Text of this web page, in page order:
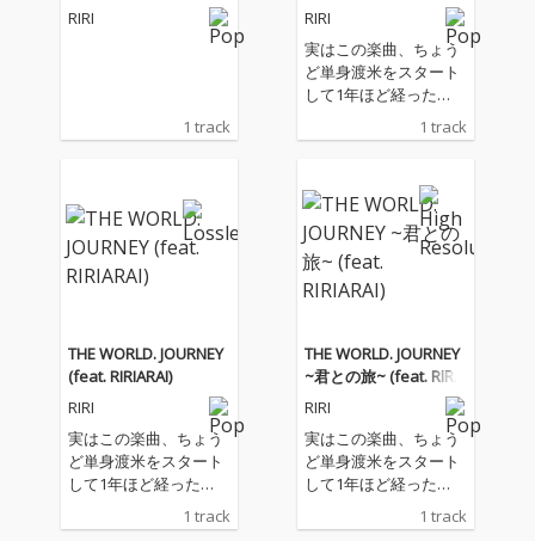
RIRI
1 track
RIRI
実はこの楽曲、ちょう
ど単身渡米をスタート
して1年ほど経った
頃、今から約2年以上
前には完成していた曲
にリリースを予定して
いたのですが、いろん
なストーリーが起きて
リリースタイミングが
何度も変わり、今やっ
と皆さんにお届けする
す。そして私自身、20
25年より世界を巡るプ
ロジェクトをスタート
しますが、それをまる
で知っていたかのよう
に、作詞の時に真っ先
に降りてきた言葉は「J
ルは「THE WORLD. JO
1 track
THE WORLD. JOURNEY
(feat. RIRIARAI)
RIRI
実はこの楽曲、ちょう
ど単身渡米をスタート
して1年ほど経った
頃、今から約2年以上
前には完成していた曲
1 track
THE WORLD. JOURNEY
~君との旅~ (feat. RIRIA
RAI)
RIRI
実はこの楽曲、ちょう
ど単身渡米をスタート
して1年ほど経った
頃、今から約2年以上
前には完成していた曲
1 track